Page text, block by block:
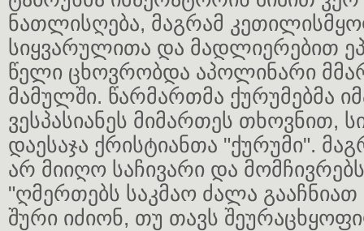
ნათლისღება, მაგრამ
სიყვარულითა და მადლიერებით
წელი ცხოვრობდა აპოლინარი
მამულში. წარმართმა ქურუმებმა
ვესპასიანეს მიმართეს თხოვნით,
დაესაჯა ქრისტიანთა "ქურუმი".
არ მიიღო საჩივარი და
"ღმერთებს საკმაო ძალა
შური იძიონ, თუ თავს